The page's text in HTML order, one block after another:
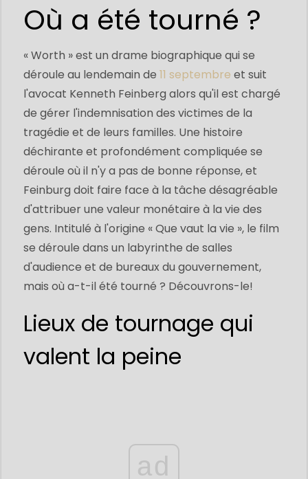
Où a été tourné ?
« Worth » est un drame biographique qui se
déroule au lendemain de 11 septembre et suit
l'avocat Kenneth Feinberg alors qu'il est chargé
de gérer l'indemnisation des victimes de la
tragédie et de leurs familles. Une histoire
déchirante et profondément compliquée se
déroule où il n'y a pas de bonne réponse, et
Feinburg doit faire face à la tâche désagréable
d'attribuer une valeur monétaire à la vie des
gens. Intitulé à l'origine « Que vaut la vie », le film
se déroule dans un labyrinthe de salles
d'audience et de bureaux du gouvernement,
mais où a-t-il été tourné ? Découvrons-le!
Lieux de tournage qui
valent la peine
ad